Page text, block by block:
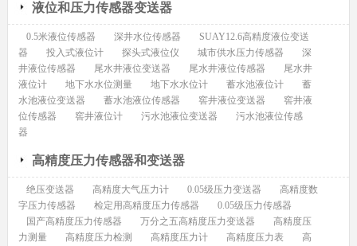
液位和压力传感器变送器
0.5米液位传感器 深井水位传感器
SUAY12.6高精度液位变送
器
投入式液位计 探头式液位仪 城市供水压力传感器
深
井液位传感器
尾水井液位变送器 尾水井液位传感器
尾水井
液位计
地下水水位测量 地下水水位计 蓄水池液位计
蓄
水池液位变送器
蓄水池液位传感器 窖井液位变送器
窖井液
位传感器
窖井液位计 污水池液位变送器
污水池液位传感
器
高精度压力传感器和变送器
绝压变送器 高精度大气压力计 0.05级压力变送器
高精度数
字压力传感器
检定用高精度压力传感器
0.05级压力传感器
国产高精度压力传感器
万分之五高精度压力变送器
高精度压
力测量
高精度压力检测 高精度压力计 高精度压力表
高